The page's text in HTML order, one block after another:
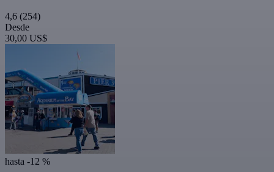
4,6 (254)
Desde
30,00 US$
hasta -12 %